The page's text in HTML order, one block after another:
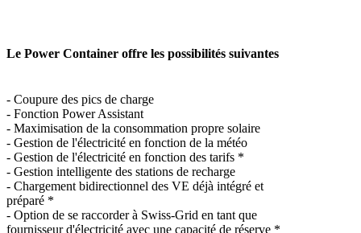
Le Power Container offre les possibilités suivantes
- Coupure des pics de charge
- Fonction Power Assistant
- Maximisation de la consommation propre solaire
- Gestion de l'électricité en fonction de la météo
- Gestion de l'électricité en fonction des tarifs *
- Gestion intelligente des stations de recharge
- Chargement bidirectionnel des VE déjà intégré et
préparé *
- Option de se raccorder à Swiss-Grid en tant que
fournisseur d'électricité avec une capacité de réserve *